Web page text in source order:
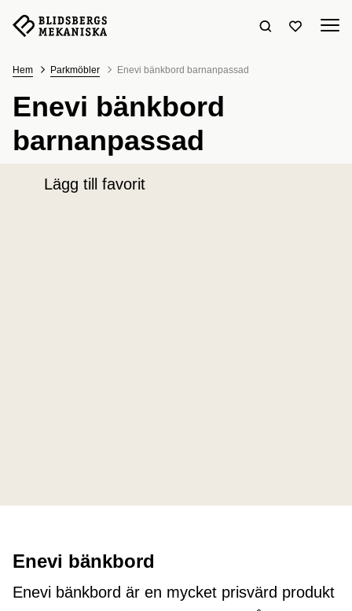
Sök hemsidan
Visa
Hem Parkmöbler Enevi bänkbord barnanpassad
Enevi bänkbord
barnanpassad
Enevi bänkbord
Enevi bänkbord är en mycket prisvärd produkt
Lägg till favorit